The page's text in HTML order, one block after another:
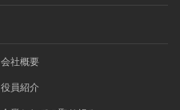
会社概要
役員紹介